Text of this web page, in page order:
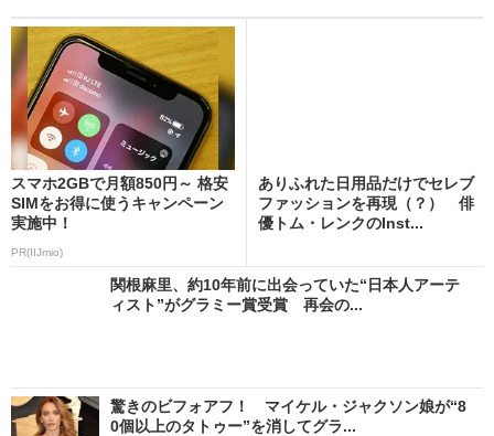
スマホ2GBで月額850円～ 格安
SIMをお得に使うキャンペーン
実施中！
PR(IIJmio)
ありふれた日用品だけでセレブ
ファッションを再現（？） 俳
優トム・レンクのInst...
関根麻里、約10年前に出会っていた“日本人アーテ
ィスト”がグラミー賞受賞 再会の...
驚きのビフォアフ！ マイケル・ジャクソン娘が“8
0個以上のタトゥー”を消してグラ...